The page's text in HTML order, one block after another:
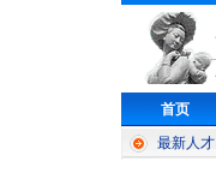
首页
最新人才